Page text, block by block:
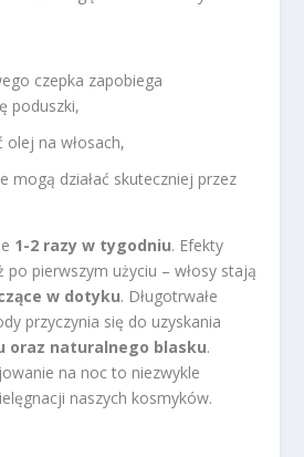
czepka zapobiega
poduszki,
na włosach,
mogą działać skuteczniej przez
1-2 razy w tygodniu. Efekty
po pierwszym użyciu – włosy stają
w dotyku. Długotrwałe
przyczynia się do uzyskania
oraz naturalnego blasku.
na noc to niezwykle
naszych kosmyków.